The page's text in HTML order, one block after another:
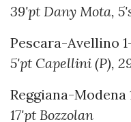
39'pt Dany Mota,
Pescara-Avellino
5'pt Capellini (P),
Reggiana-Modena
17'pt Bozzolan